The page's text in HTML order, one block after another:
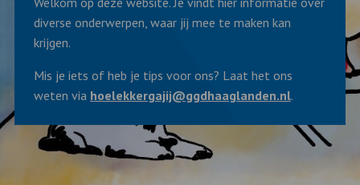
diverse onderwerpen, waar jij mee te maken kan
krijgen.
Mis je iets of heb je tips voor ons? Laat het ons
weten via hoelekkergajij@ggdhaaglanden.nl.